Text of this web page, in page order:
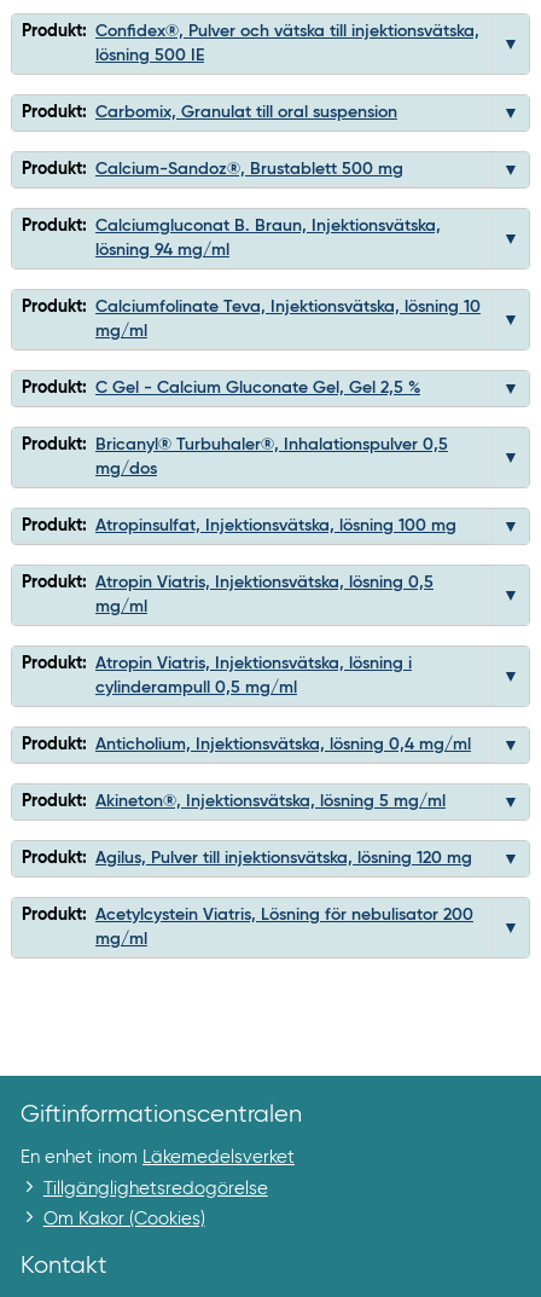
Produkt: Confidex®, Pulver och vätska till injektionsvätska,
lösning 500 IE
Produkt: Carbomix, Granulat till oral suspension
Produkt: Calcium-Sandoz®, Brustablett 500 mg
Produkt: Calciumgluconat B. Braun, Injektionsvätska,
lösning 94 mg/ml
Produkt: Calciumfolinate Teva, Injektionsvätska, lösning 10
mg/ml
Produkt: C Gel - Calcium Gluconate Gel, Gel 2,5 %
Produkt:
Bricanyl® Turbuhaler®, Inhalationspulver 0,5
mg/dos
Produkt: Atropinsulfat, Injektionsvätska, lösning 100 mg
Produkt: Atropin Viatris, Injektionsvätska, lösning 0,5
mg/ml
Produkt: Atropin Viatris, Injektionsvätska, lösning i
cylinderampull 0,5 mg/ml
Produkt: Anticholium, Injektionsvätska, lösning 0,4 mg/ml
Produkt: Akineton®, Injektionsvätska, lösning 5 mg/ml
Produkt: Agilus, Pulver till injektionsvätska, lösning 120 mg
Produkt: Acetylcystein Viatris, Lösning för nebulisator 200
mg/ml
Giftinformationscentralen
En enhet inom Läkemedelsverket
Tillgänglighetsredogörelse
Om Kakor (Cookies)
Kontakt